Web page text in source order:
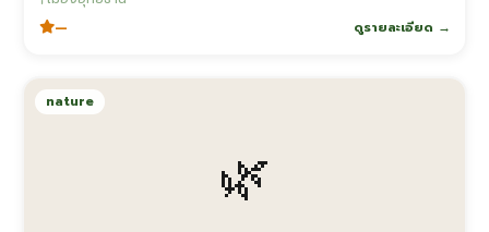
— ดูรายละเอียด →
🌿
nature